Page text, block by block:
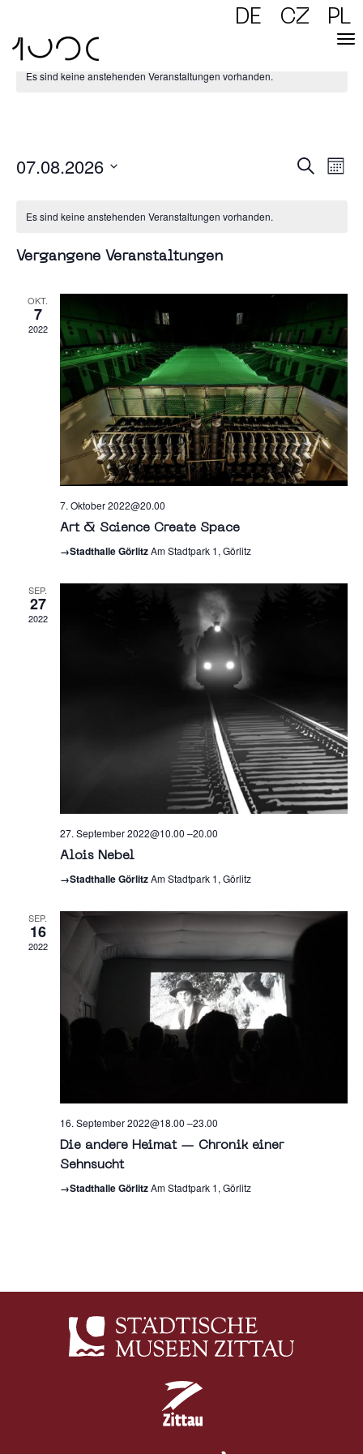
DE CZ PL
Es sind keine anstehenden Veranstaltungen vorhanden.
Suche
07.08.2026
Es sind keine anstehenden Veranstaltungen vorhanden.
Vergangene Veranstaltungen
OKT.
7
2022
7. Oktober 2022@20.00
Art & Science Create Space
→Stadthalle GörlitzAm Stadtpark 1, Görlitz
SEP.
27
2022
27. September 2022@10.00 –20.00
Alois Nebel
→Stadthalle GörlitzAm Stadtpark 1, Görlitz
SEP.
16
2022
16. September 2022@18.00 –23.00
Die andere Heimat — Chronik einer
Sehnsucht
→Stadthalle GörlitzAm Stadtpark 1, Görlitz